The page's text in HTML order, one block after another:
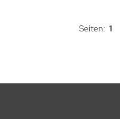
Seiten: 1